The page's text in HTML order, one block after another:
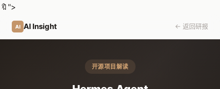
🔖 ">
AI AI Insight ← 返回研报
开源项目解读